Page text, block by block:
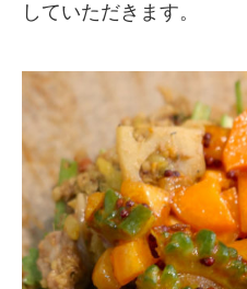
していただきます。